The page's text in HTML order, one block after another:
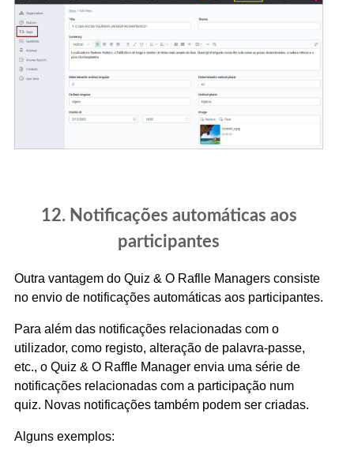
12. Notificações automáticas aos
participantes
Outra vantagem do Quiz & O Raflle Managers consiste
no envio de notificações automáticas aos participantes.
Para além das notificações relacionadas com o
utilizador, como registo, alteração de palavra-passe,
etc., o Quiz & O Raffle Manager envia uma série de
notificações relacionadas com a participação num
quiz. Novas notificações também podem ser criadas.
Alguns exemplos: